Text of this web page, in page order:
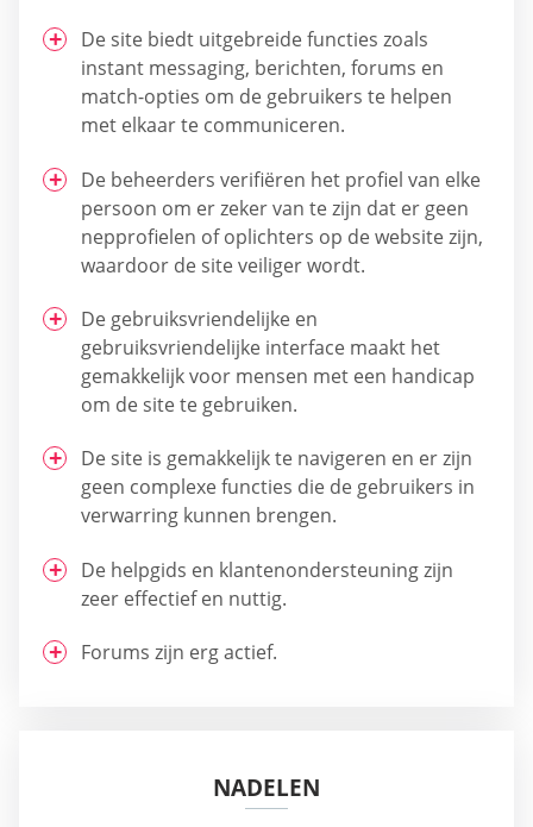
De site biedt uitgebreide functies zoals
instant messaging, berichten, forums en
match-opties om de gebruikers te helpen
met elkaar te communiceren.
De beheerders verifiëren het profiel van elke
persoon om er zeker van te zijn dat er geen
nepprofielen of oplichters op de website zijn,
waardoor de site veiliger wordt.
De gebruiksvriendelijke en
gebruiksvriendelijke interface maakt het
gemakkelijk voor mensen met een handicap
om de site te gebruiken.
De site is gemakkelijk te navigeren en er zijn
geen complexe functies die de gebruikers in
verwarring kunnen brengen.
De helpgids en klantenondersteuning zijn
zeer effectief en nuttig.
Forums zijn erg actief.
NADELEN